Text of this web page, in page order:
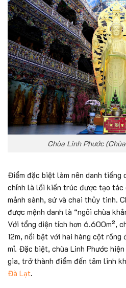
Chùa Linh Phước
Điểm đặc biệt làm nên danh tiếng
chính là lối kiến trúc được tạo tác
mảnh sành, sứ và chai thủy tinh.
được mệnh danh là “ngôi chùa
Với tổng diện tích hơn 6.600m²,
12m, nổi bật với hai hàng cột rồng
mỉ. Đặc biệt, chùa Linh Phước
gia, trở thành điểm đến tâm linh
Đà Lạt.